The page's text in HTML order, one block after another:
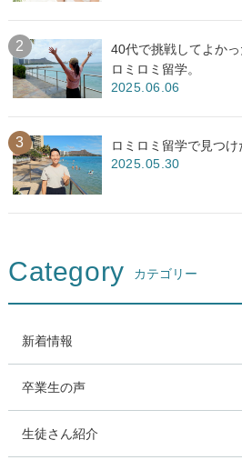
40代で挑戦してよか
ロミロミ留学。
2025.06.06
ロミロミ留学で見つけ
2025.05.30
Category カテゴリー
新着情報
卒業生の声
生徒さん紹介